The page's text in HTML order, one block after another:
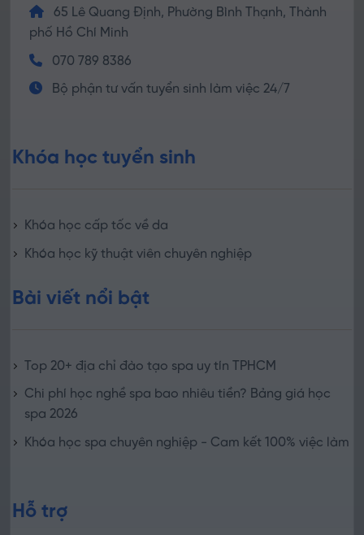
65 Lê Quang Định, Phường Bình Thạnh, Thành
phố Hồ Chí Minh
070 789 8386
Bộ phận tư vấn tuyển sinh làm việc 24/7
Khóa học tuyển sinh
Khóa học cấp tốc về da
Khóa học kỹ thuật viên chuyên nghiệp
Bài viết nổi bật
Top 20+ địa chỉ đào tạo spa uy tín TPHCM
Chi phí học nghề spa bao nhiêu tiền? Bảng giá học
spa 2026
Khóa học spa chuyên nghiệp - Cam kết 100% việc làm
Hỗ trợ